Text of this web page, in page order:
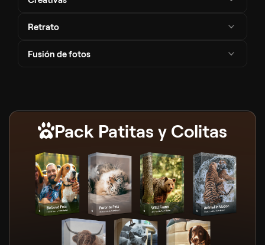
Retrato
Fusión de fotos
Pack Patitas y Colitas